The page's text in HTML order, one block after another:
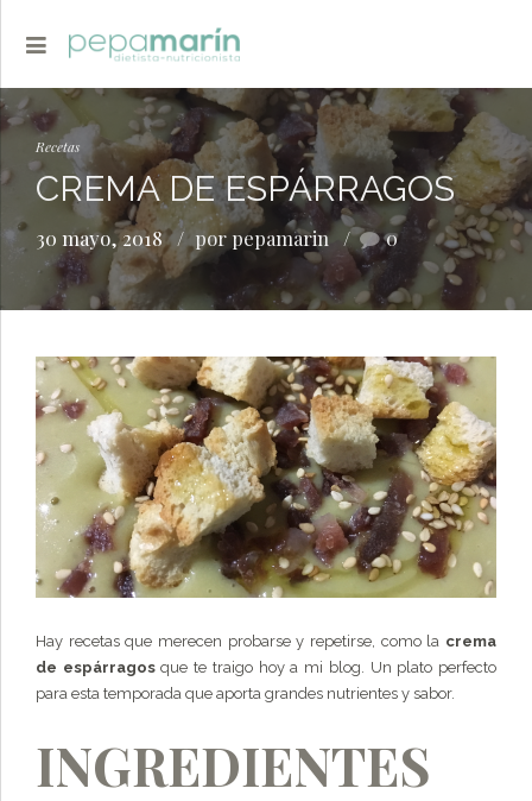
Recetas
CREMA DE ESPÁRRAGOS
30 mayo, 2018 por pepamarin 0
Hay recetas que merecen probarse y repetirse, como la crema
de espárragosque te traigo hoy a mi blog. Un plato perfecto
para esta temporada que aporta grandes nutrientes y sabor.
INGREDIENTES